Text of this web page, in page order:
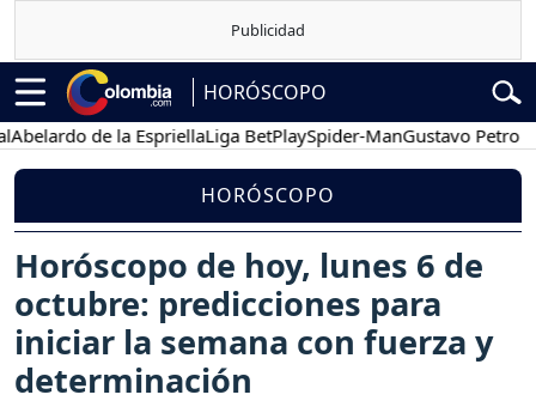
HORÓSCOPO
de la EspriellaLiga BetPlaySpider-ManGustavo Petro
HORÓSCOPO
Horóscopo de hoy, lunes 6 de
octubre: predicciones para
iniciar la semana con fuerza y
determinación